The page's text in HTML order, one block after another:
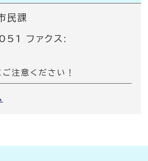
民課
ファクス:
注意ください！